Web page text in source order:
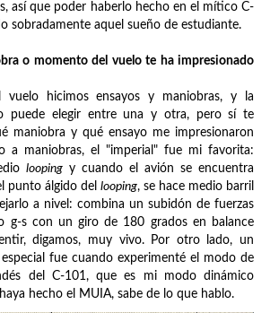
así que poder haberlo hecho en el mítico C-
sobradamente aquel sueño de estudiante.
o momento del vuelo te ha impresionado
vuelo hicimos ensayos y maniobras, y la
puede elegir entre una y otra, pero sí te
maniobra y qué ensayo me impresionaron
a maniobras, el "imperial" fue mi favorita:
looping y cuando el avión se encuentra
punto álgido del looping, se hace medio barril
a nivel: combina un subidón de fuerzas
g-s con un giro de 180 grados en balance
digamos, muy vivo. Por otro lado, un
fue cuando experimenté el modo de
del C-101, que es mi modo dinámico
hecho el MUIA, sabe de lo que hablo.